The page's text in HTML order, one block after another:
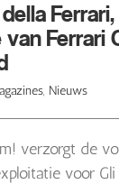
van Ferrari
, Nieuws
verzorgt de
voor Gli